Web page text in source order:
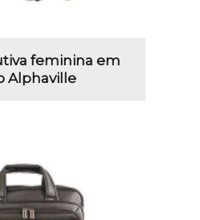
feminina em
Alphaville